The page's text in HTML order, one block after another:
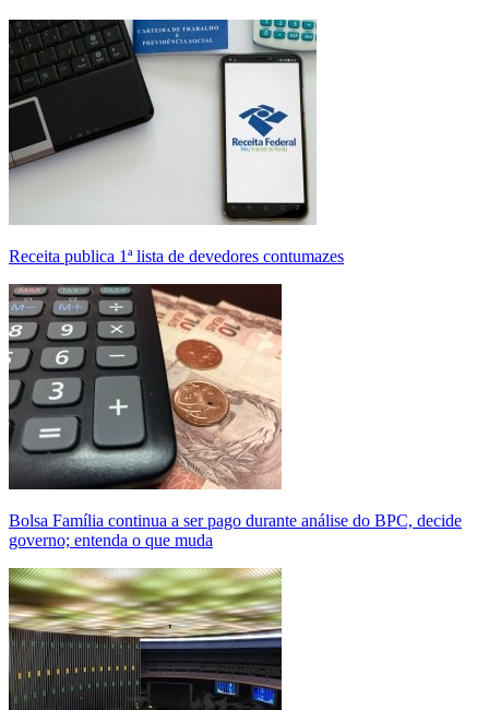
Receita publica 1ª lista de devedores contumazes
Bolsa Família continua a ser pago durante análise do BPC, decide
governo; entenda o que muda